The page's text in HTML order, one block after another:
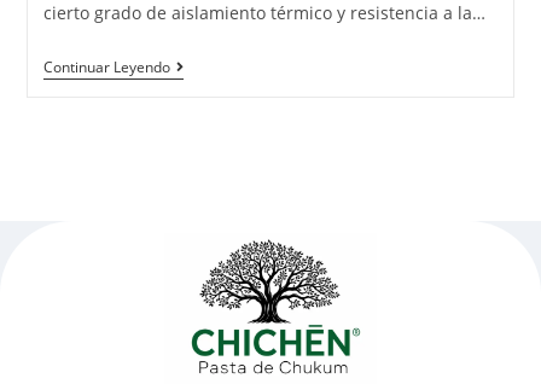
cierto grado de aislamiento térmico y resistencia a la…
Continuar Leyendo